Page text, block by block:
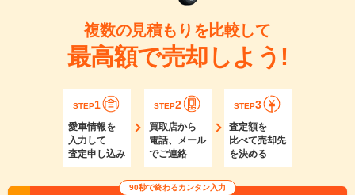
複数の見積もりを比較して
最高額で売却しよう!
STEP1
愛車情報を
入力して
査定申し込み
STEP2
買取店から
電話、メール
でご連絡
STEP3
査定額を
比べて売却先
を決める
90秒で終わるカンタン入力